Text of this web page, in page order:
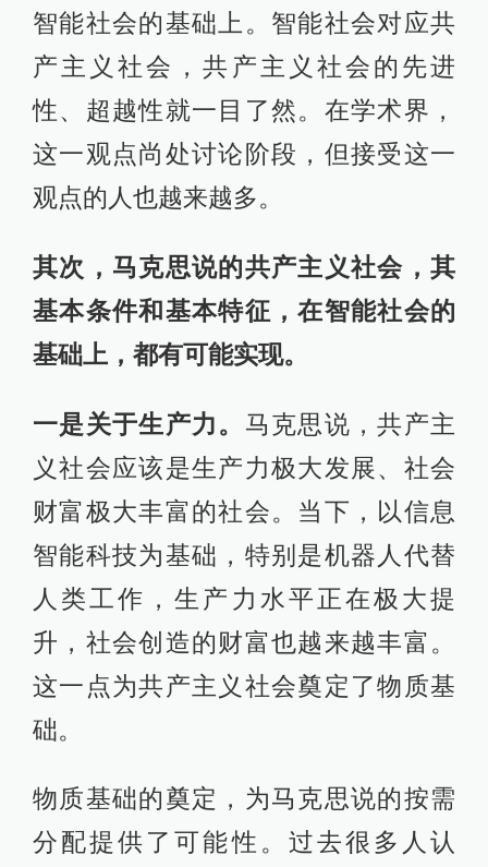
智能社会的基础上。智能社会对应共
产主义社会，共产主义社会的先进
性、超越性就一目了然。在学术界，
这一观点尚处讨论阶段，但接受这一
观点的人也越来越多。
其次，马克思说的共产主义社会，其
基本条件和基本特征，在智能社会的
基础上，都有可能实现。
一是关于生产力。 马克思说，共产主
义社会应该是生产力极大发展、社会
财富极大丰富的社会。当下，以信息
智能科技为基础，特别是机器人代替
人类工作，生产力水平正在极大提
升，社会创造的财富也越来越丰富。
这一点为共产主义社会奠定了物质基
础。
物质基础的奠定，为马克思说的按需
分配提供了可能性。过去很多人认